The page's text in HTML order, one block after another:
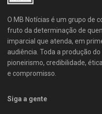
O MB Notícias é um grupo de
fruto da determinação de
imparcial que atenda, em
audiência. Toda a produção
pioneirismo, credibilidade,
e compromisso.
Siga a gente